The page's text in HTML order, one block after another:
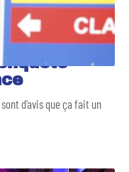
d’avis que ça fait un